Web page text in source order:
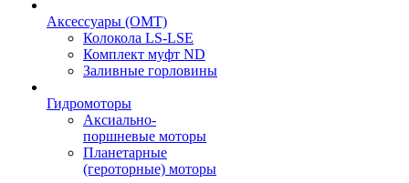
Аксессуары (OMT)
Колокола LS-LSE
Комплект муфт ND
Заливные горловины
Гидромоторы
Аксиально-
поршневые моторы
Планетарные
(героторные) моторы